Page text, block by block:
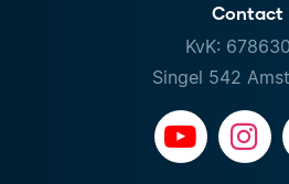
Contact
KvK:
Singel 542